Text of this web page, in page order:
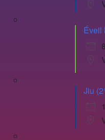
Éveil
Jiu